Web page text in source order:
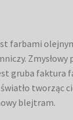
farbami
gruba faktura
tworząc
blejtram.